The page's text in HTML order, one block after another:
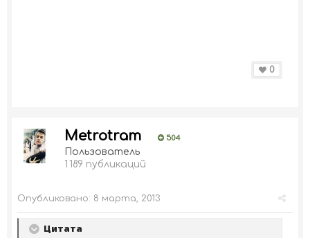
0
Metrotram 504
Пользователь
1 189 публикаций
Опубликовано: 8 марта, 2013
Цитата